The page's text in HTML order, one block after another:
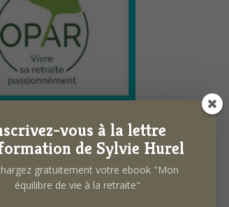
vous à la lettre
de Sylvie Hurel
gratuitement votre ebook "Mon
équilibre de vie à la retraite"